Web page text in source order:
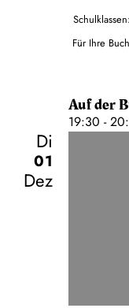
Für Ihre
Auf der
19:30 -
Di
01
Dez